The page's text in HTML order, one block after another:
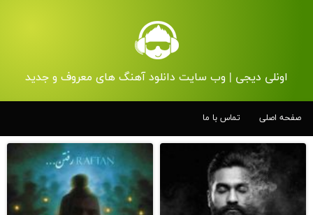
اونلی دیجی | وب سایت دانلود آهنگ های معروف و جدید
صفحه اصلی تماس با ما